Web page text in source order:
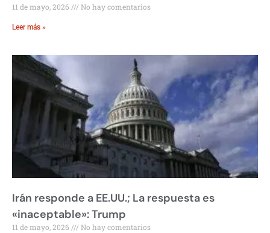
11 de mayo, 2026 No hay comentarios
Leer más »
Irán responde a EE.UU.; La respuesta es
«inaceptable»: Trump
11 de mayo, 2026 No hay comentarios